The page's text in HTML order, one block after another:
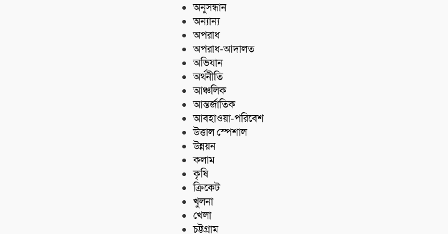
অনুসন্ধান
অন্যান্য
অপরাধ
অপরাধ-আদালত
অভিযান
অর্থনীতি
আঞ্চলিক
আন্তর্জাতিক
আবহাওয়া-পরিবেশ
উত্তাল স্পেশাল
উন্নয়ন
কলাম
কৃষি
ক্রিকেট
খুলনা
খেলা
চট্টগ্রাম